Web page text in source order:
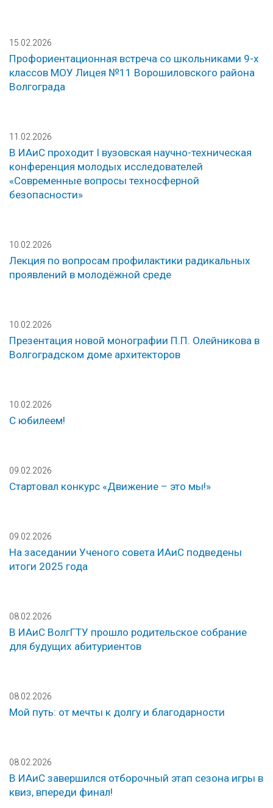
15.02.2026
Профориентационная встреча со школьниками 9-х
классов МОУ Лицея №11 Ворошиловского района
Волгограда
11.02.2026
В ИАиС проходит I вузовская научно-техническая
конференция молодых исследователей
«Современные вопросы техносферной
безопасности»
10.02.2026
Лекция по вопросам профилактики радикальных
проявлений в молодёжной среде
10.02.2026
Презентация новой монографии П.П. Олейникова в
Волгоградском доме архитекторов
10.02.2026
С юбилеем!
09.02.2026
Стартовал конкурс «Движение – это мы!»
09.02.2026
На заседании Ученого совета ИАиС подведены
итоги 2025 года
08.02.2026
В ИАиС ВолгГТУ прошло родительское собрание
для будущих абитуриентов
08.02.2026
Мой путь: от мечты к долгу и благодарности
08.02.2026
В ИАиС завершился отборочный этап сезона игры в
квиз, впереди финал!